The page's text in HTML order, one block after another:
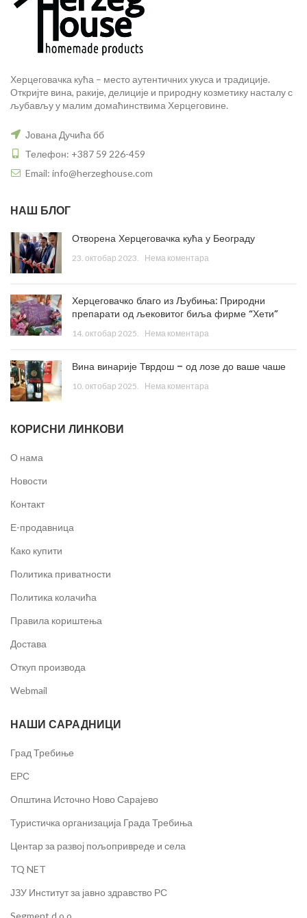
Херцеговачка кућа – место аутентичних укуса и традиције.
Откријте вина, ракије, делиције и природну козметику насталу с
љубављу у малим домаћинствима Херцеговине.
Јована Дучића бб
Телефон: +387 59 226-459
Email: info@herzeghouse.com
НАШ БЛОГ
Отворена Херцеговачка кућа у Београду
23. октобар 2023. Нема коментара
Херцеговачко благо из Љубиња: Природни
препарати од љековитог биља фирме “Хети”
14. октобар 2025. Нема коментара
Вина винарије Тврдош – од лозе до ваше чаше
10. октобар 2025. Нема коментара
КОРИСНИ ЛИНКОВИ
О нама
Новости
Контакт
Е-продавница
Како купити
Политика приватности
Политика колачића
Правила кориштења
Достава
Откуп производа
Webmail
НАШИ САРАДНИЦИ
Град Требиње
ЕРС
Општина Источно Ново Сарајево
Туристичка организација Града Требиња
Центар за развој пољопривреде и села
TQ NET
ЈЗУ Институт за јавно здравство РС